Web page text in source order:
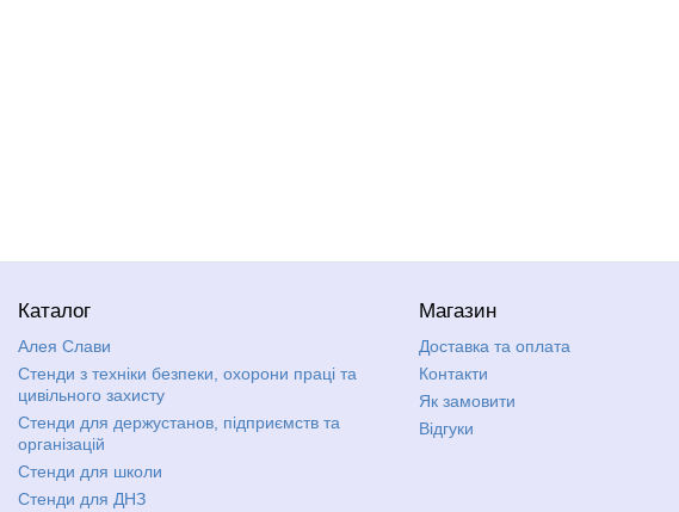
Каталог
Алея Слави
Стенди з техніки безпеки, охорони праці та
цивільного захисту
Стенди для держустанов, підприємств та
організацій
Стенди для школи
Стенди для ДНЗ
Магазин
Доставка та оплата
Контакти
Як замовити
Відгуки